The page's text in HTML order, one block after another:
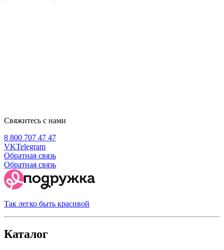
Свяжитесь с нами
8 800 707 47 47
VKTelegram
Обратная связь
Обратная связь
Так легко быть красивой
Каталог